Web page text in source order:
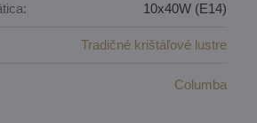
10x40W (E14)
Tradičné krištáľové lustre
Columba